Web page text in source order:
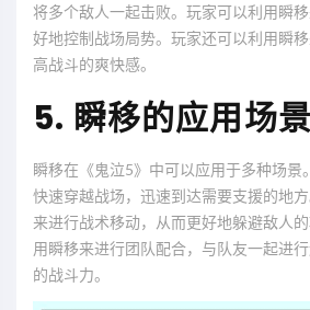
将多个敌人一起击败。玩家可以利用瞬
好地控制战场局势。玩家还可以利用瞬
高战斗的爽快感。
5. 瞬移的应用场景
瞬移在《鬼泣5》中可以应用于多种场景
快速穿越战场，迅速到达需要支援的地
来进行战术移动，从而更好地躲避敌人
用瞬移来进行团队配合，与队友一起进
的战斗力。